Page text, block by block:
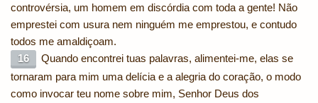
controvérsia, um homem em discórdia com toda a gente! Não
emprestei com usura nem ninguém me emprestou, e contudo
todos me amaldiçoam.
16
Quando encontrei tuas palavras, alimentei-me, elas se
tornaram para mim uma delícia e a alegria do coração, o modo
como invocar teu nome sobre mim, Senhor Deus dos